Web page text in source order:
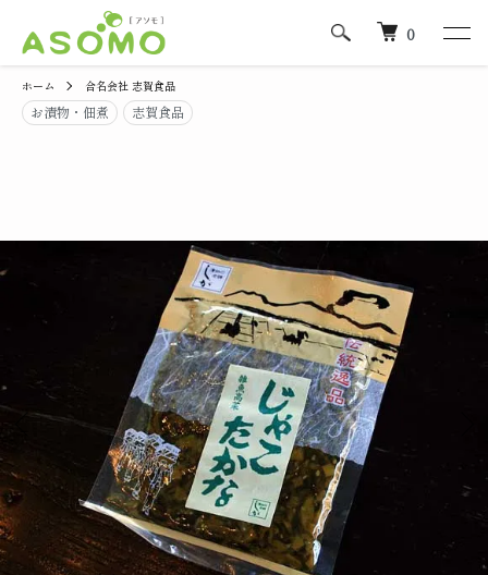
0
ホーム 合名会社 志賀食品
お漬物・佃煮 志賀食品